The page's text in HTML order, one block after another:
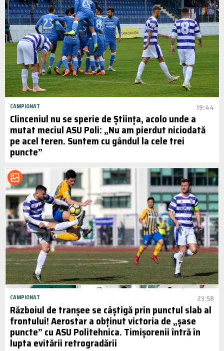
CAMPIONAT 19:44
Clinceniul nu se sperie de Știința, acolo unde a
mutat meciul ASU Poli: „Nu am pierdut niciodată
pe acel teren. Suntem cu gândul la cele trei
puncte”
CAMPIONAT 23:58
Războiul de tranșee se câștigă prin punctul slab al
frontului! Aerostar a obținut victoria de „șase
puncte” cu ASU Politehnica. Timișorenii întră în
lupta evitării retrogradării